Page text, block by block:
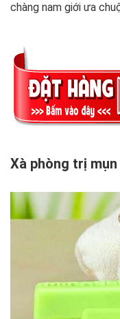
chàng nam giới ưa
Xà phòng trị